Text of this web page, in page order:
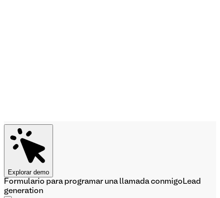
Explorar demo
Formulario para programar una llamada conmigo Lead
generation